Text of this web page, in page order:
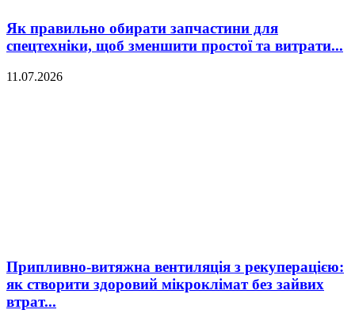
Як правильно обирати запчастини для
спецтехніки, щоб зменшити простої та витрати...
11.07.2026
Припливно-витяжна вентиляція з рекуперацією:
як створити здоровий мікроклімат без зайвих
втрат...